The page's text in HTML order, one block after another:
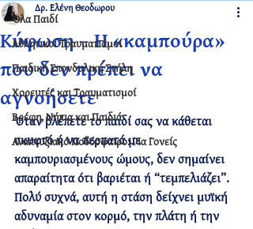
Όλα Παιδί
Αθλητικοί Τραυματισμοί
Παιδική Σπονδυλική Στήλη
Χορευτές και Τραυματισμοί
Βρέφη, Νήπια και Παιδιά
Αναπτυξιακό Ποδόσφαιρο: Για Γονείς
Κύφωση – Η «καμπούρα»
που δεν πρέπει να
αγνοήσετε
Δρ. Ελένη Θεοδωρου
Όταν βλέπετε το παιδί σας να κάθεται
σκυφτό ή να περπατά με
καμπουριασμένους ώμους, δεν σημαίνει
απαραίτητα ότι βαριέται ή “τεμπελιάζει”.
Πολύ συχνά, αυτή η στάση δείχνει μυϊκή
αδυναμία στον κορμό, την πλάτη ή την